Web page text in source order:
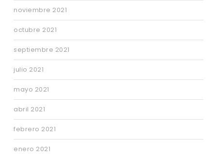
noviembre 2021
octubre 2021
septiembre 2021
julio 2021
mayo 2021
abril 2021
febrero 2021
enero 2021